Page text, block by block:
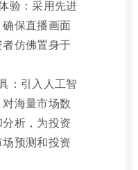
验：采用先进
保直播画面
仿佛置身于
：引入人工智
海量市场数
析，为投资
预测和投资